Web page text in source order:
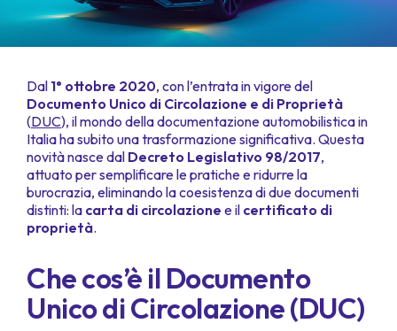
Dal 1° ottobre 2020, con l’entrata in vigore del
Documento Unico di Circolazione e di Proprietà
(DUC), il mondo della documentazione automobilistica in
Italia ha subito una trasformazione significativa. Questa
novità nasce dal Decreto Legislativo 98/2017,
attuato per semplificare le pratiche e ridurre la
burocrazia, eliminando la coesistenza di due documenti
distinti: la carta di circolazione e il certificato di
proprietà.
Che cos’è il Documento
Unico di Circolazione (DUC)